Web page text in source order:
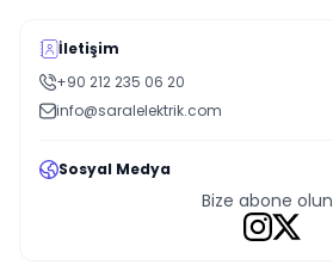
İletişim
+90 212 235 06 20
info@saralelektrik.com
Sosyal Medya
Bize abone olun